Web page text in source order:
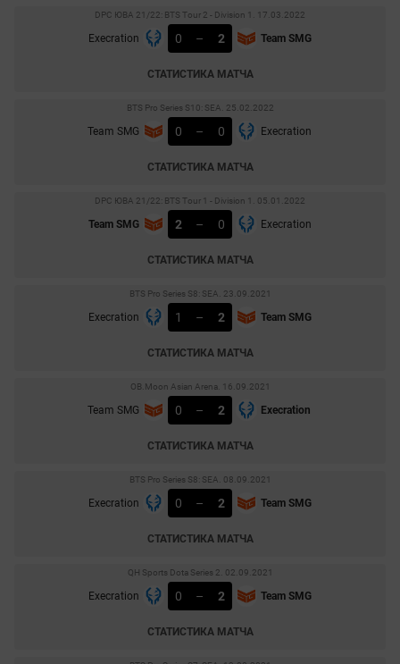
DPC ЮВА 21/22: BTS Tour 2 - Division 1. 17.03.2022
Execration 0 – 2 Team SMG
СТАТИСТИКА МАТЧА
BTS Pro Series S10: SEA. 25.02.2022
Team SMG 0 – 0 Execration
СТАТИСТИКА МАТЧА
DPC ЮВА 21/22: BTS Tour 1 - Division 1. 05.01.2022
Team SMG 2 – 0 Execration
СТАТИСТИКА МАТЧА
BTS Pro Series S8: SEA. 23.09.2021
Execration 1 – 2 Team SMG
СТАТИСТИКА МАТЧА
OB.Moon Asian Arena. 16.09.2021
Team SMG 0 – 2 Execration
СТАТИСТИКА МАТЧА
BTS Pro Series S8: SEA. 08.09.2021
Execration 0 – 2 Team SMG
СТАТИСТИКА МАТЧА
QH Sports Dota Series 2. 02.09.2021
Execration 0 – 2 Team SMG
СТАТИСТИКА МАТЧА